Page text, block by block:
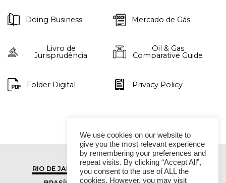
Doing Business Mercado de Gás
Livro de
Jurisprudência
Oil & Gas
Comparative Guide
Folder Digital Privacy Policy
RIO DE JANEIRO
SÃO PAULO
We use cookies on our website to
give you the most relevant experience
by remembering your preferences and
repeat visits. By clicking “Accept All”,
you consent to the use of ALL the
cookies. However, you may visit